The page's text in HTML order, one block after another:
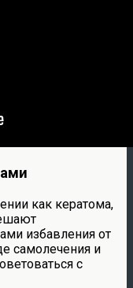
как кератома,
избавления от
самолечения и
с